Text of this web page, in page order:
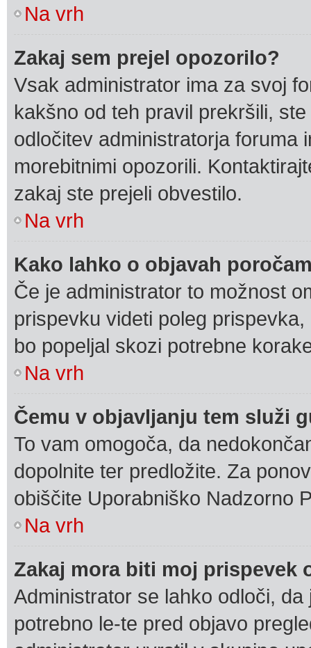
Na vrh
Zakaj sem prejel opozorilo?
Vsak administrator ima za svoj
kakšno od teh pravil prekršili,
odločitev administratorja foruma
morebitnimi opozorili.
zakaj ste prejeli obvestilo.
Na vrh
Kako lahko o objavah
Če je administrator to možnost
prispevku videti poleg
bo popeljal skozi potrebne
Na vrh
Čemu v objavljanju tem služi
To vam omogoča, da
dopolnite ter predložite. Za
obiščite Uporabniško Nadzorno
Na vrh
Zakaj mora biti moj prispevek
Administrator se lahko odloči,
potrebno le-te pred objavo